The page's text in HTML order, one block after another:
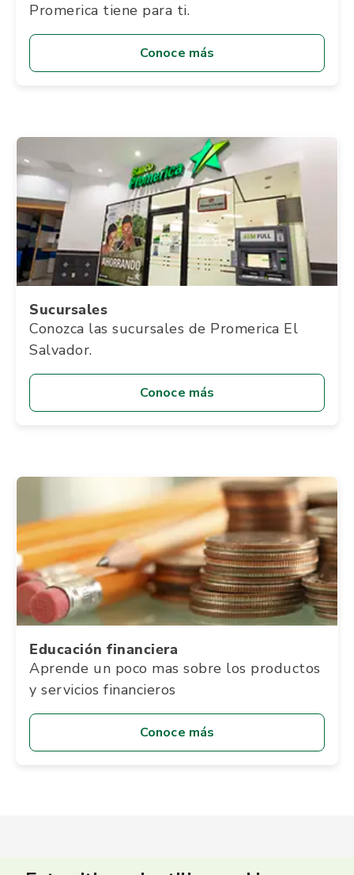
Promerica tiene para ti.
Conoce más
Sucursales
Conozca las sucursales de Promerica El
Salvador.
Conoce más
Educación financiera
Aprende un poco mas sobre los productos
y servicios financieros
Conoce más